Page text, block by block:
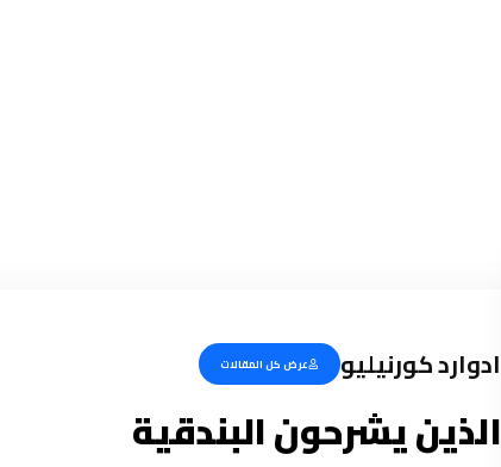
ادوارد كورنيليو عرض كل المقالات
الذين يشرحون البندقية